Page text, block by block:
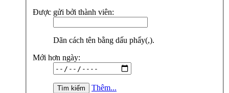
Được gửi bởi thành viên:
Dãn cách tên bằng dấu phẩy(,).
Mới hơn ngày:
Thêm...